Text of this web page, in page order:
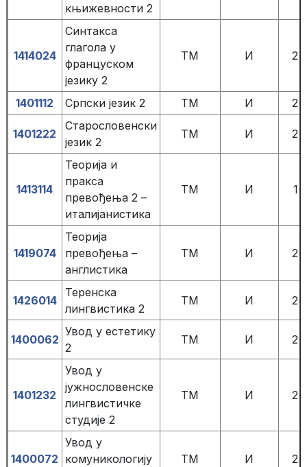
књижевности 2
1414024
Синтакса
глагола у
француском
језику 2
TM И
1401112 Српски језик 2 TM И
1401222
Старословенски
језик 2
TM И
1413114
Теорија и
пракса
превођења 2 –
италијанистика
ТМ И
1419074
Теорија
превођења –
англистика
TM И
1426014
Теренска
лингвистика 2
TM И
1400062
Увод у естетику
2
TM И
1401232
Увод у
јужнословенске
лингвистичке
студије 2
TM И
1400072
Увод у
комуникологију
TM И